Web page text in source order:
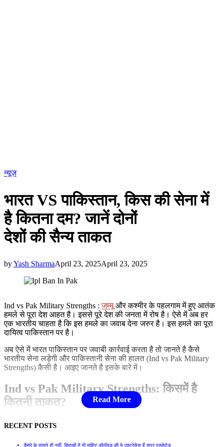
POSTED
न्यूज़
भारत VS पाकिस्तान, किस की सेना में
है कितना दम? जानें दोनों
देशों की सैन्‍य ताकत
byYash SharmaApril 23, 2025April 23, 2025
Ind vs Pak Military Strengths :जम्मूऔर कश्मीर के पहलगाम में हुए आतंक
हमले से पूरा देश आहत है। इससे पूरे देश की जनता में रोष है। ऐसे में अब हर
एक भारतीय चाहता है कि इस हमले का जवाब देना जरुर है। इस हमले का पूरा
दायित्व पाकिस्तान पर है।
अब ऐसे में भारत पाकिस्तान पर जवाबी कार्रवाई करता है तो जानते है कैसे
भारतीय सेना लड़ेगी और पाकिस्तानी सेना की हालत (Ind vs Pak Military
Strengths) कैसी है। आइए जानते है इसके बारे में।
Ind vs Pak Military Strengths: किसमें है
कितनी ताकत?
RECENT POSTS
कैमरे के सामने ही नहीं, किताबों में भी माहिर! बॉलीवुड की ये एक्ट्रेसेस हैं सुपर एजुकेटेड